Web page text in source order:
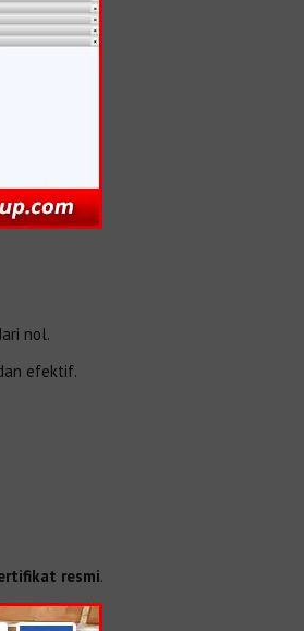
nol.
efektif.
resmi.